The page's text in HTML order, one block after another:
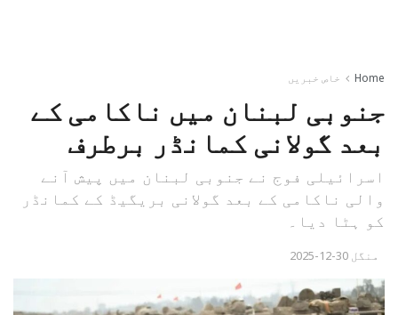
Home خاص خبریں
جنوبی لبنان میں ناکامی کے
بعد گولانی کمانڈر برطرف
اسرائیلی فوج نے جنوبی لبنان میں پیش آنے
والی ناکامی کے بعد گولانی بریگیڈ کے کمانڈر
کو ہٹا دیا۔
منگل 30-12-2025